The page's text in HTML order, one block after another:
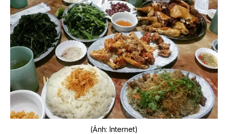
(Ảnh: Internet)